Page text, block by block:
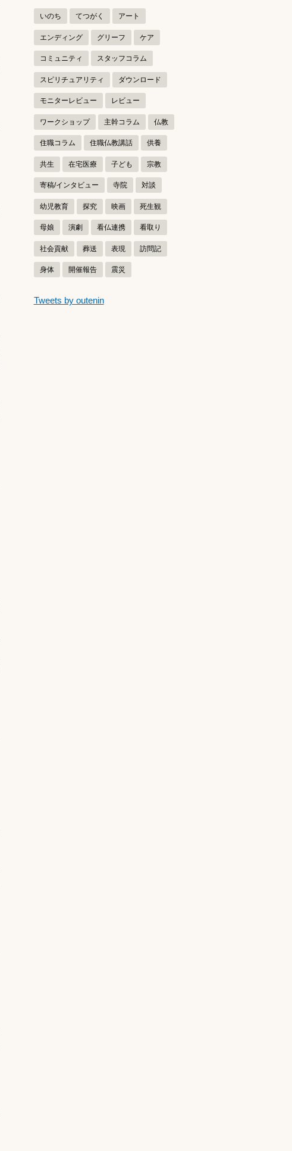
いのち てつがく アート
エンディング グリーフ ケア
コミュニティ スタッフコラム
スピリチュアリティ ダウンロード
モニターレビュー レビュー
ワークショップ 主幹コラム 仏教
住職コラム 住職仏教講話 供養
共生 在宅医療 子ども 宗教
寄稿/インタビュー 寺院 対談
幼児教育 探究 映画 死生観
母娘 演劇 看仏連携 看取り
社会貢献 葬送 表現 訪問記
身体 開催報告 震災
つぶやきをスキップする
Tweets by outenin